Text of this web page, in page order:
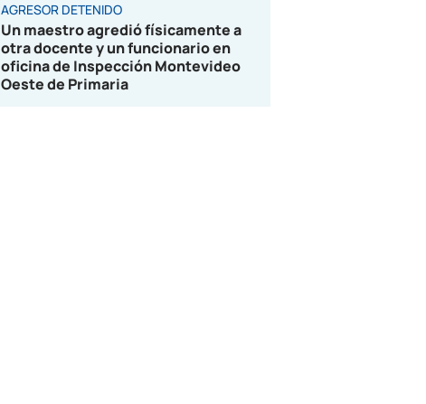
AGRESOR DETENIDO
Un maestro agredió físicamente a
otra docente y un funcionario en
oficina de Inspección Montevideo
Oeste de Primaria